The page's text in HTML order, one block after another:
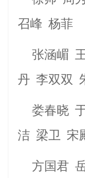
召峰 杨菲
张涵嵋
丹 李双双
娄春晓
洁 梁卫 宋
方国君